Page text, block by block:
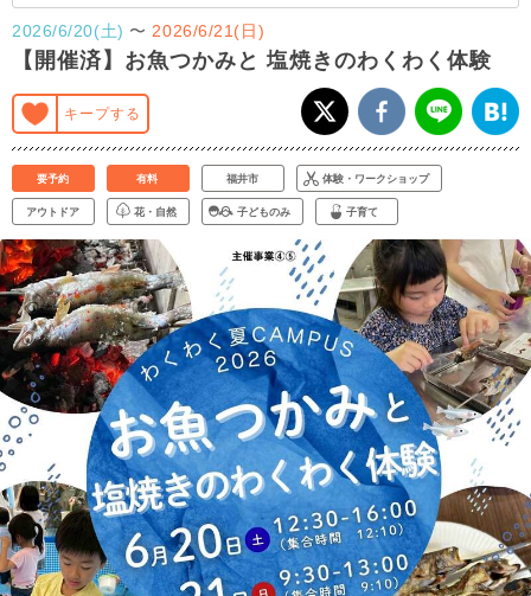
2026/6/20(土) 〜 2026/6/21(日)
【開催済】お魚つかみと 塩焼きのわくわく体験
キープする
要予約 有料 福井市 体験・ワークショップ
アウトドア 花・自然 子どものみ 子育て